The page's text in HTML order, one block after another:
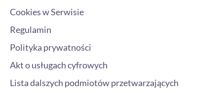
Cookies w Serwisie
Regulamin
Polityka prywatności
Akt o usługach cyfrowych
Lista dalszych podmiotów przetwarzających